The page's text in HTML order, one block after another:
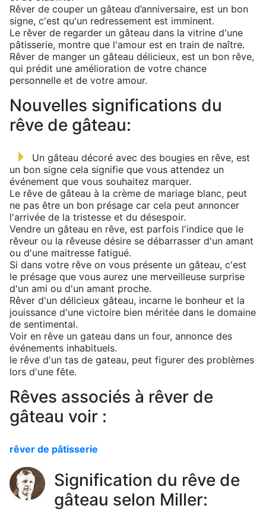
Rêver de couper un gâteau d’anniversaire, est un bon
signe, c'est qu'un redressement est imminent.
Le rêver de regarder un gâteau dans la vitrine d'une
pâtisserie, montre que l'amour est en train de naître.
Rêver de manger un gâteau délicieux, est un bon rêve,
qui prédit une amélioration de votre chance
personnelle et de votre amour.
Nouvelles significations du
rêve de gâteau:
Un gâteau décoré avec des bougies en rêve, est
un bon signe cela signifie que vous attendez un
événement que vous souhaitez marquer.
Le rêve de gâteau à la crème de mariage blanc, peut
ne pas être un bon présage car cela peut annoncer
l'arrivée de la tristesse et du désespoir.
Vendre un gâteau en rêve, est parfois l'indice que le
rêveur ou la rêveuse désire se débarrasser d'un amant
ou d'une maitresse fatigué.
Si dans votre rêve on vous présente un gâteau, c'est
le présage que vous aurez une merveilleuse surprise
d'un ami ou d'un amant proche.
Rêver d'un délicieux gâteau, incarne le bonheur et la
jouissance d'une victoire bien méritée dans le domaine
de sentimental.
Voir en rêve un gateau dans un four, annonce des
événements inhabituels.
le rêve d'un tas de gateau, peut figurer des problèmes
lors d'une fête.
Rêves associés à rêver de
gâteau voir :
rêver de pâtisserie
Signification du rêve de
gâteau selon Miller: